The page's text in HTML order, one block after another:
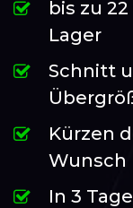
bis zu
Lager
Schnitt
Kürzen
Wunsch
In 3